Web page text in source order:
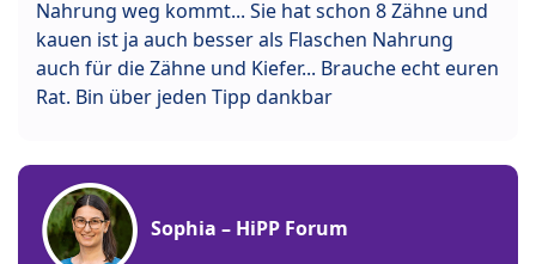
Nahrung weg kommt... Sie hat schon 8 Zähne und
kauen ist ja auch besser als Flaschen Nahrung
auch für die Zähne und Kiefer... Brauche echt euren
Rat. Bin über jeden Tipp dankbar
Sophia – HiPP Forum